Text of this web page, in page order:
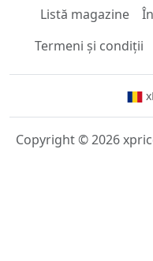
Listă magazine
Termeni și condiții
Copyright © 2026